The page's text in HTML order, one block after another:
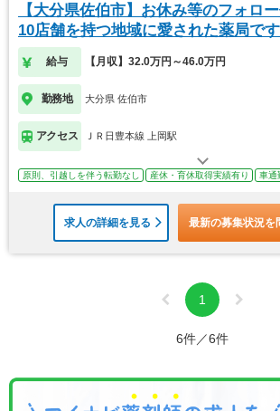
【大分県佐伯市】お休み等のフォロ
10店舗を持つ地域に愛された薬局です
給与 【月収】32.0万円～46.0万円
勤務地 大分県 佐伯市
アクセス ＪＲ日豊本線 上岡駅
原則、引越しを伴う転勤なし 産休・育休取得実績有り 車通
求人の詳細を見る 最新の募集状況を
1
6件／6件